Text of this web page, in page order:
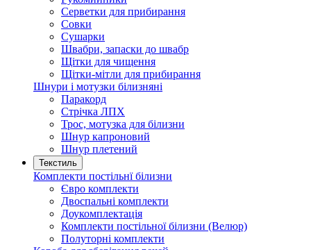
Серветки для прибирання
Совки
Сушарки
Швабри, запаски до швабр
Щітки для чищення
Щітки-мітли для прибирання
Шнури і мотузки білизняні
Паракорд
Стрічка ЛПХ
Трос, мотузка для білизни
Шнур капроновий
Шнур плетений
Текстиль
Комплекти постільнї білизни
Євро комплекти
Двоспальні комплекти
Доукомплектація
Комплекти постільної білизни (Велюр)
Полуторні комплекти